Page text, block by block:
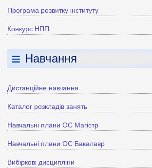
Програма розвитку інституту
Конкурс НПП
Навчання
Дистанційне навчання
Каталог розкладів занять
Навчальні плани ОС Магістр
Навчальні плани ОС Бакалавр
Вибіркові дисципліни